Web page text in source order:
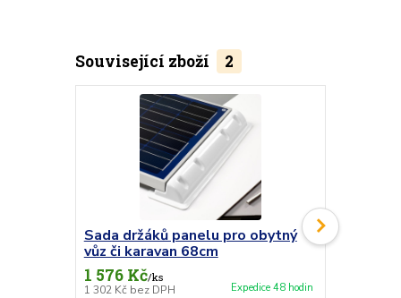
Související zboží 2
Sada držáků panelu pro obytný
vůz či karavan 68cm
1 576 Kč/ks
1 302 Kč bez DPH Expedice 48 hodin
Střešní